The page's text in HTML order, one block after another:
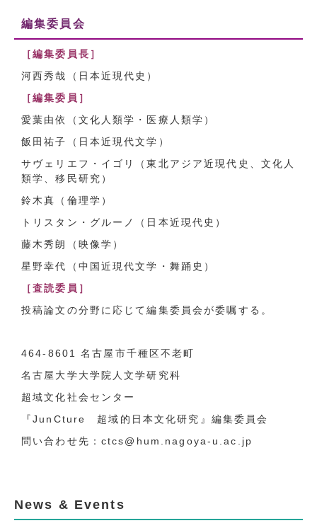
編集委員会
［編集委員長］
河西秀哉（日本近現代史）
［編集委員］
愛葉由依（文化人類学・医療人類学）
飯田祐子（日本近現代文学）
サヴェリエフ・イゴリ（東北アジア近現代史、文化人
類学、移民研究）
鈴木真（倫理学）
トリスタン・グルーノ（日本近現代史）
藤木秀朗（映像学）
星野幸代（中国近現代文学・舞踊史）
［査読委員］
投稿論文の分野に応じて編集委員会が委嘱する。
464-8601名古屋市千種区不老町
名古屋大学大学院人文学研究科
超域文化社会センター
『JunCture
超域的日本文化研究』編集委員会
問い合わせ先：ctcs@hum.nagoya-u.ac.jp
News & Events